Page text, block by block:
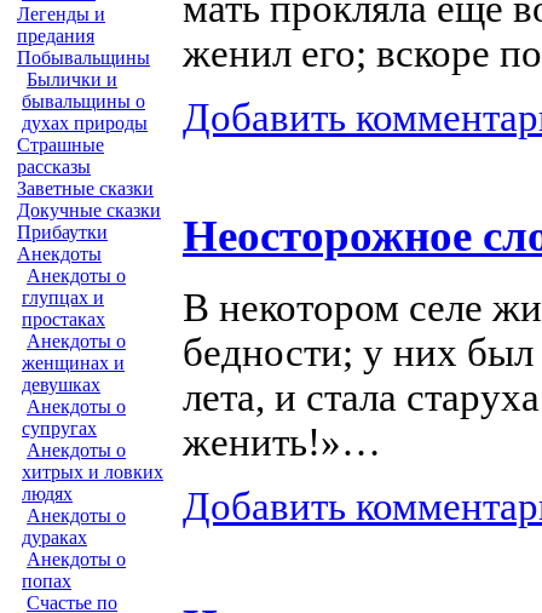
Легенды и
предания
Побывальщины
Былички и
бывальщины о
духах природы
Страшные
рассказы
Заветные сказки
Докучные сказки
Прибаутки
Анекдоты
Анекдоты о
глупцах и
простаках
Анекдоты о
женщинах и
девушках
Анекдоты о
супругах
Анекдоты о
хитрых и ловких
людях
Анекдоты о
дураках
Анекдоты о
попах
Счастье по
женил его; вскоре
Добавить
Неосторожное
В некотором селе
бедности; у них
лета, и стала
женить!»…
Добавить